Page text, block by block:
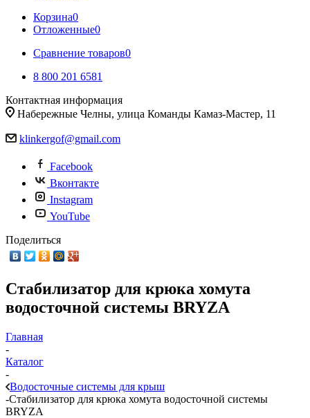
Корзина0
Отложенные0
Сравнение товаров0
8 800 201 6581
Контактная информация
Набережные Челны, улица Команды Камаз-Мастер, 11
klinkergof@gmail.com
Facebook
Вконтакте
Instagram
YouTube
Поделиться
Стабилизатор для крюка хомута
водосточной системы BRYZA
Главная
-
Каталог
-
Водосточные системы для крыш
-Стабилизатор для крюка хомута водосточной системы
BRYZA